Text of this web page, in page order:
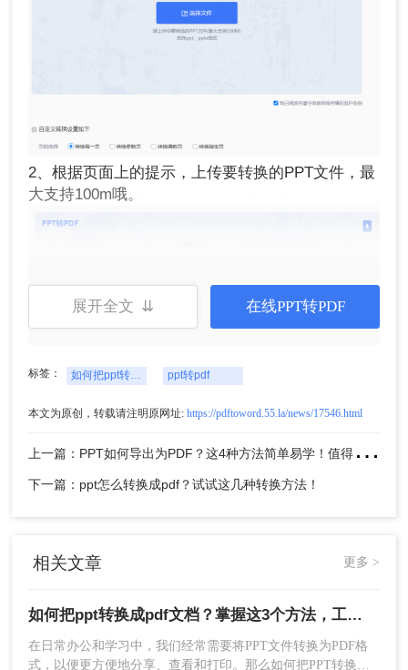
2、根据页面上的提示，上传要转换的PPT文件，最
大支持100m哦。
2、PPT文档上传后，我们可以选择转换页面，是要
置好之后点击开始转换即可。
展开全文 ⇊ 在线PPT转PDF
标签： 如何把ppt转换成pdf文档 ppt转pdf
本文为原创，转载请注明原网址: https://pdftoword.55.la/news/17546.html
上
一篇：PPT如何导出为PDF？这4种方法简单易学！值得收藏！
下一篇：ppt怎么转换成pdf？试试这几种转换方法！
相关文章 更多 >
如何把ppt转换成pdf文档？掌握这3个方法，工作效率直接翻倍！
在日常办公和学习中，我们经常需要将PPT文件转换为PDF格
式，以便更方便地分享、查看和打印。那么如何把PPT转换成